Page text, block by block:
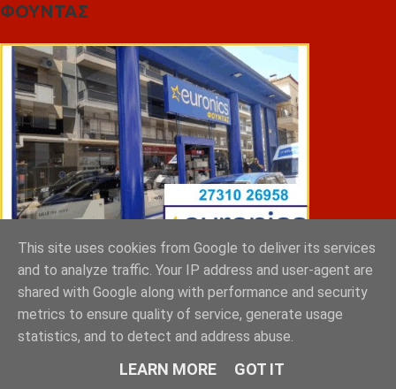
ΦΟΥΝΤΑΣ
ΣΠΥΡΑΚΗΣ ΠΑΝΑΓΙΩΤΗΣ & YIOI ΣΠΑΡΤΗ
This site uses cookies from Google to deliver its services
and to analyze traffic. Your IP address and user-agent are
shared with Google along with performance and security
metrics to ensure quality of service, generate usage
statistics, and to detect and address abuse.
LEARN MORE GOT IT